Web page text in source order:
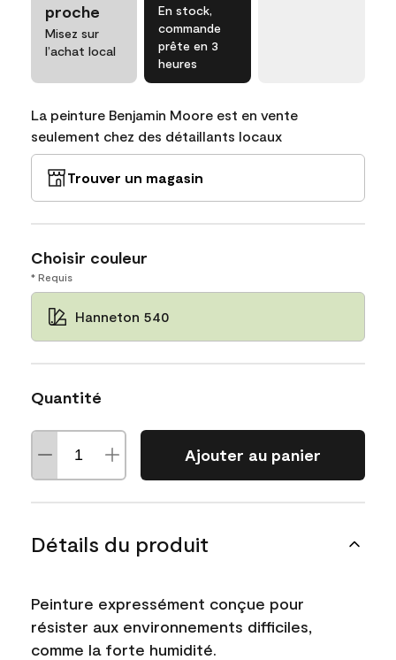
proche
Misez sur
l’achat local
En stock,
commande
prête en 3
heures
La peinture Benjamin Moore est en vente
seulement chez des détaillants locaux
Trouver un magasin
Choisir couleur
* Requis
Hanneton 540
Quantité
Ajouter au panier
Détails du produit
Peinture expressément conçue pour
résister aux environnements difficiles,
comme la forte humidité.